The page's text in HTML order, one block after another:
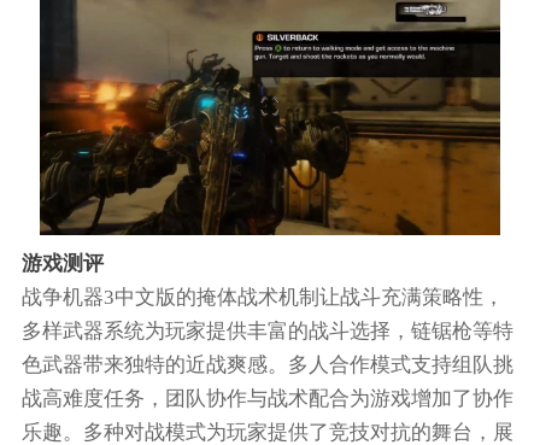
游戏测评
战争机器3中文版的掩体战术机制让战斗充满策略性，
多样武器系统为玩家提供丰富的战斗选择，链锯枪等特
色武器带来独特的近战爽感。多人合作模式支持组队挑
战高难度任务，团队协作与战术配合为游戏增加了协作
乐趣。多种对战模式为玩家提供了竞技对抗的舞台，展